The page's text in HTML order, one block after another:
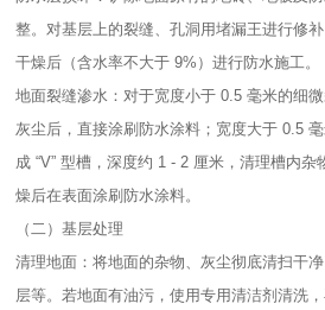
整。对基层上的裂缝、孔洞用堵漏王进行修
干燥后（含水率不大于 9%）进行防水施工。​
地面裂缝渗水：对于宽度小于 0.5 毫米的细
灰尘后，直接涂刷防水涂料；宽度大于 0.5
成 “V” 型槽，深度约 1 - 2 厘米，清理槽内
燥后在表面涂刷防水涂料。​
（二）基层处理​
清理地面：将地面的杂物、灰尘彻底清扫干
层等。若地面有油污，使用专用清洁剂清洗